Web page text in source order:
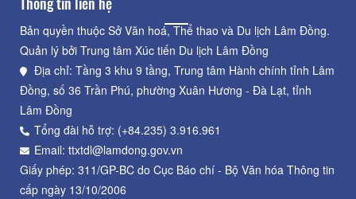
Bản quyền thuộc Sở Văn hoá, Thể thao và Du lịch Lâm Đồng.
Quản lý bởi Trung tâm Xúc tiến Du lịch Lâm Đồng
Địa chỉ: Tầng 3 khu 9 tầng, Trung tâm Hành chính tỉnh Lâm
Đồng, số 36 Trần Phú, phường Xuân Hương - Đà Lạt, tỉnh
Lâm Đồng
Tổng đài hỗ trợ: (+84.235) 3.916.961
Email: ttxtdl@lamdong.gov.vn
Giấy phép: 311/GP-BC do Cục Báo chí - Bộ Văn hóa Thông tin
cấp ngày 13/10/2006